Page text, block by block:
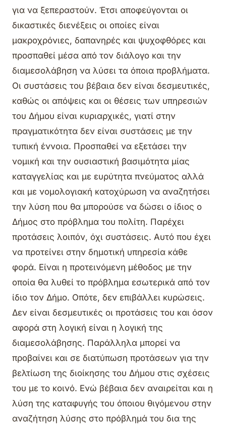
για να ξεπεραστούν. Έτσι αποφεύγονται οι
δικαστικές διενέξεις οι οποίες είναι
μακροχρόνιες, δαπανηρές και ψυχοφθόρες και
προσπαθεί μέσα από τον διάλογο και την
διαμεσολάβηση να λύσει τα όποια προβλήματα.
Οι συστάσεις του βέβαια δεν είναι δεσμευτικές,
καθώς οι απόψεις και οι θέσεις των υπηρεσιών
του Δήμου είναι κυριαρχικές, γιατί στην
πραγματικότητα δεν είναι συστάσεις με την
τυπική έννοια. Προσπαθεί να εξετάσει την
νομική και την ουσιαστική βασιμότητα μίας
καταγγελίας και με ευρύτητα πνεύματος αλλά
και με νομολογιακή κατοχύρωση να αναζητήσει
την λύση που θα μπορούσε να δώσει ο ίδιος ο
Δήμος στο πρόβλημα του πολίτη. Παρέχει
προτάσεις λοιπόν, όχι συστάσεις. Αυτό που έχει
να προτείνει στην δημοτική υπηρεσία κάθε
φορά. Είναι η προτεινόμενη μέθοδος με την
οποία θα λυθεί το πρόβλημα εσωτερικά από τον
ίδιο τον Δήμο. Οπότε, δεν επιβάλλει κυρώσεις.
Δεν είναι δεσμευτικές οι προτάσεις του και όσον
αφορά στη λογική είναι η λογική της
διαμεσολάβησης. Παράλληλα μπορεί να
προβαίνει και σε διατύπωση προτάσεων για την
βελτίωση της διοίκησης του Δήμου στις σχέσεις
του με το κοινό. Ενώ βέβαια δεν αναιρείται και η
λύση της καταφυγής του όποιου θιγόμενου στην
αναζήτηση λύσης στο πρόβλημά του δια της